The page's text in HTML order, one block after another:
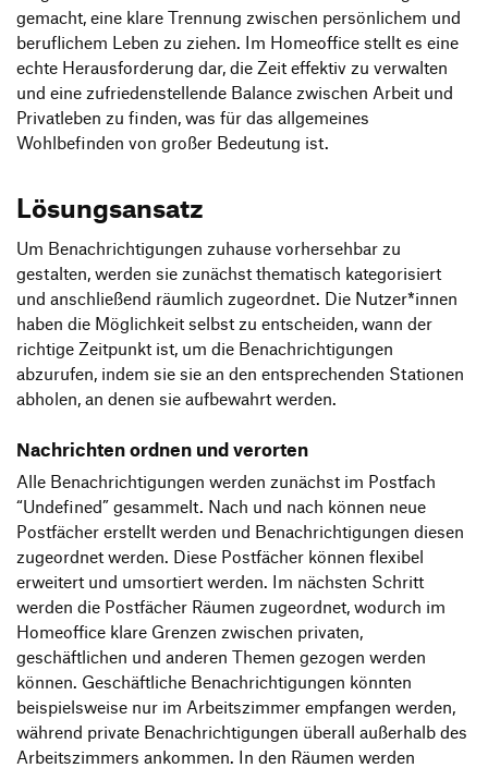
gemacht, eine klare Trennung zwischen persönlichem und
beruflichem Leben zu ziehen. Im Homeoffice stellt es eine
echte Herausforderung dar, die Zeit effektiv zu verwalten
und eine zufriedenstellende Balance zwischen Arbeit und
Privatleben zu finden, was für das allgemeines
Wohlbefinden von großer Bedeutung ist.
Lösungsansatz
Um Benachrichtigungen zuhause vorhersehbar zu
gestalten, werden sie zunächst thematisch kategorisiert
und anschließend räumlich zugeordnet. Die Nutzer*innen
haben die Möglichkeit selbst zu entscheiden, wann der
richtige Zeitpunkt ist, um die Benachrichtigungen
abzurufen, indem sie sie an den entsprechenden Stationen
abholen, an denen sie aufbewahrt werden.
Nachrichten ordnen und verorten
Alle Benachrichtigungen werden zunächst im Postfach
“Undefined” gesammelt. Nach und nach können neue
Postfächer erstellt werden und Benachrichtigungen diesen
zugeordnet werden. Diese Postfächer können flexibel
erweitert und umsortiert werden. Im nächsten Schritt
werden die Postfächer Räumen zugeordnet, wodurch im
Homeoffice klare Grenzen zwischen privaten,
geschäftlichen und anderen Themen gezogen werden
können. Geschäftliche Benachrichtigungen könnten
beispielsweise nur im Arbeitszimmer empfangen werden,
während private Benachrichtigungen überall außerhalb des
Arbeitszimmers ankommen. In den Räumen werden